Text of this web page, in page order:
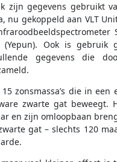
zijn gegevens gebruikt
nu gekoppeld aan VLT
Ook is gebruik
gegevens die
zonsmassa’s die in een
zwarte gat beweegt.
en zijn omloopbaan
gat – slechts 120